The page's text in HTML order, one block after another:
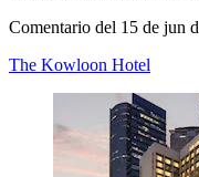
Comentario del 15 de jun
The Kowloon Hotel